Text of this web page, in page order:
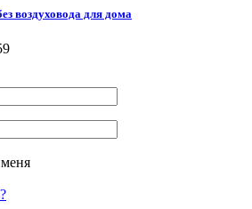
воздуховода для дома